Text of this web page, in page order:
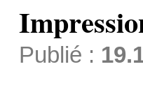
Publié :